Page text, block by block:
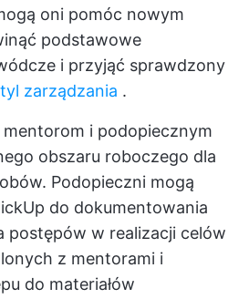
oni pomóc nowym
podstawowe
i przyjąć sprawdzony
zarządzania .
i podopiecznym
obszaru roboczego dla
Podopieczni mogą
do dokumentowania
postępów w realizacji celów
z mentorami i
do materiałów